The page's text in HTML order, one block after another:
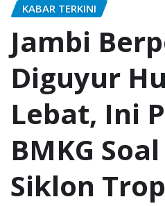
KABAR TERKINI
Jambi
Diguyur
Lebat, Ini
BMKG
Siklon